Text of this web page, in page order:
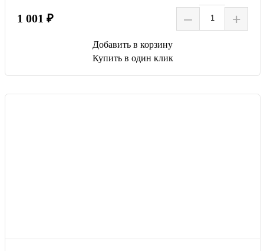
1 001 ₽ – +
Добавить в корзину
Купить в один клик